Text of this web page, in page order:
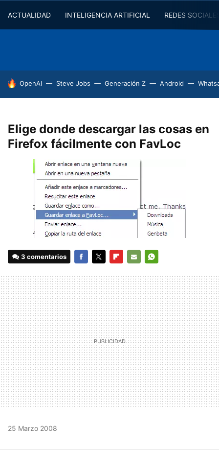
ACTUALIDAD INTELIGENCIA ARTIFICIAL REDES
HOY SE HABLA DE
OpenAI Steve Jobs Generación Z Android
Elige donde descargar las cosas en
Firefox fácilmente con FavLoc
3 comentarios
MAIL
25 Marzo 2008